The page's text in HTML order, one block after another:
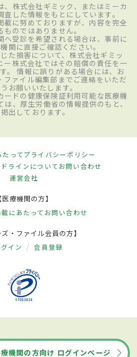
、株式会社ギミック、またはミーカ
した情報をもとにしています。
載に努めておりますが、内容を完全
ものではありません。
へ受診を希望される場合は、事前に
関に直接ご確認ください。
た損害について、株式会社ギミッ
ー株式会社ではその賠償の責任を一
。 情報に誤りがある場合には、お
ファイル編集部までご連絡をいただ
お願いいたします。
ードの健康保険証利用可能な医療機
、厚生労働省の情報提供のもと、
出しております。
たってプライバシーポリシー
ラインについてお問い合わせ
運営会社
【医療機関の方】
にあたって お問い合わせ
ズ・ファイル会員の方】
イン 会員登録
機関の方向け ログインページ